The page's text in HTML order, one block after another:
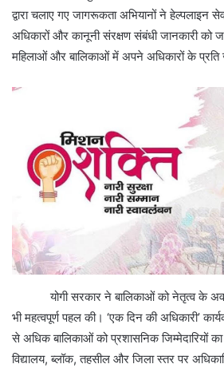
द्वारा चलाए गए जागरूकता अभियानों ने हेल्पलाइन
अधिकारों और कानूनी संरक्षण संबंधी जानकारी
महिलाओं और बालिकाओं में अपने अधिकारों के प्रति
योगी सरकार ने बालिकाओं को नेतृत्व के
भी महत्वपूर्ण पहल की। ‘एक दिन की अधिकारी’
से अधिक बालिकाओं को प्रशासनिक जिम्मेदारियों
विद्यालय, ब्लॉक, तहसील और जिला स्तर पर